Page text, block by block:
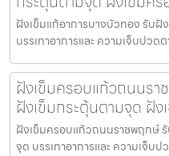
ฝังเข็มแก้อาการบางบัวทอง รับฝั
บรรเทาอาการและ ความเจ็บปวด
ฝังเข็มครอบแก้วถนนรา
ฝังเข็มกระตุ้นตามจุด ฝั
ฝังเข็มครอบแก้วถนนราชพฤกษ์
จุด บรรเทาอาการและ ความเจ็บ